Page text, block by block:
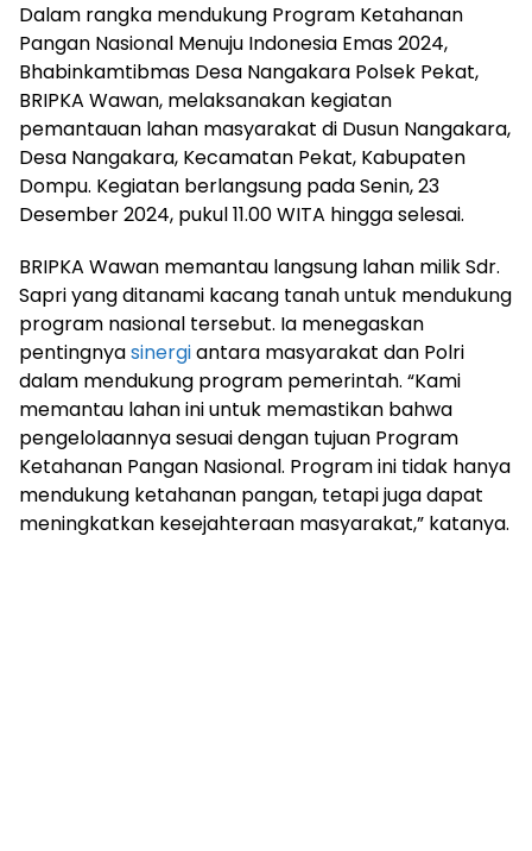
Dalam rangka mendukung Program Ketahanan
Pangan Nasional Menuju Indonesia Emas 2024,
Bhabinkamtibmas Desa Nangakara Polsek Pekat,
BRIPKA Wawan, melaksanakan kegiatan
pemantauan lahan masyarakat di Dusun Nangakara,
Desa Nangakara, Kecamatan Pekat, Kabupaten
Dompu. Kegiatan berlangsung pada Senin, 23
Desember 2024, pukul 11.00 WITA hingga selesai.
BRIPKA Wawan memantau langsung lahan milik Sdr.
Sapri yang ditanami kacang tanah untuk mendukung
program nasional tersebut. Ia menegaskan
pentingnyasinergiantara masyarakat dan Polri
dalam mendukung program pemerintah. “Kami
memantau lahan ini untuk memastikan bahwa
pengelolaannya sesuai dengan tujuan Program
Ketahanan Pangan Nasional. Program ini tidak hanya
mendukung ketahanan pangan, tetapi juga dapat
meningkatkan kesejahteraan masyarakat,” katanya.